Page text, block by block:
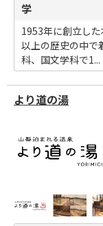
学
1953年に創立し
以上の歴史の中で
科、国文学科で1...
より道の湯